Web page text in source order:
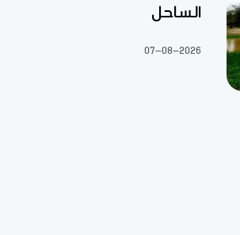
الساحل
07-08-2026